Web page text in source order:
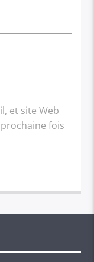
et site Web
fois